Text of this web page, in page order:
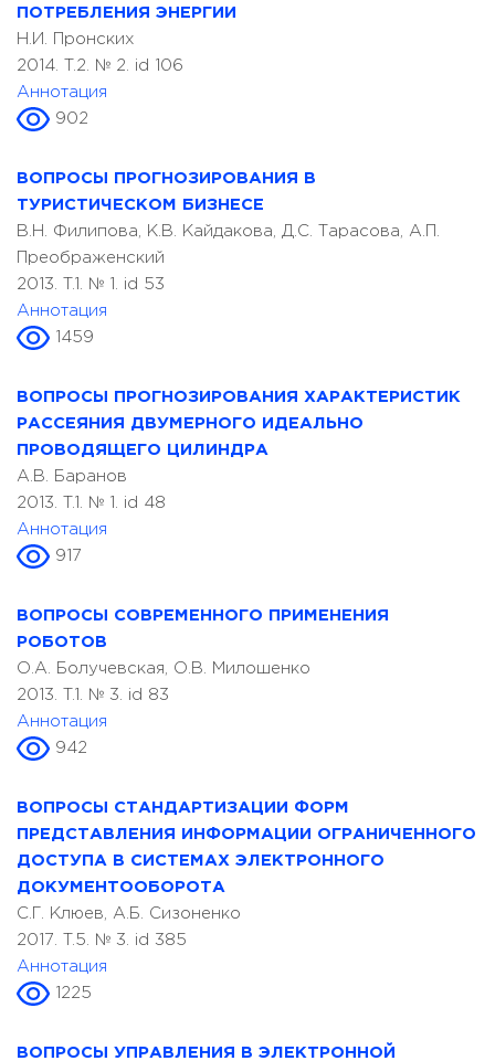
ПОТРЕБЛЕНИЯ ЭНЕРГИИ
Н.И. Пронских
2014. T.2. № 2. id 106
Аннотация
902
ВОПРОСЫ ПРОГНОЗИРОВАНИЯ В
ТУРИСТИЧЕСКОМ БИЗНЕСЕ
В.Н. Филипова, К.В. Кайдакова, Д.С. Тарасова, А.П.
Преображенский
2013. T.1. № 1. id 53
Аннотация
1459
ВОПРОСЫ ПРОГНОЗИРОВАНИЯ ХАРАКТЕРИСТИК
РАССЕЯНИЯ ДВУМЕРНОГО ИДЕАЛЬНО
ПРОВОДЯЩЕГО ЦИЛИНДРА
А.В. Баранов
2013. T.1. № 1. id 48
Аннотация
917
ВОПРОСЫ СОВРЕМЕННОГО ПРИМЕНЕНИЯ
РОБОТОВ
О.А. Болучевская, О.В. Милошенко
2013. T.1. № 3. id 83
Аннотация
942
ВОПРОСЫ СТАНДАРТИЗАЦИИ ФОРМ
ПРЕДСТАВЛЕНИЯ ИНФОРМАЦИИ ОГРАНИЧЕННОГО
ДОСТУПА В СИСТЕМАХ ЭЛЕКТРОННОГО
ДОКУМЕНТООБОРОТА
С.Г. Клюев, А.Б. Сизоненко
2017. T.5. № 3. id 385
Аннотация
1225
ВОПРОСЫ УПРАВЛЕНИЯ В ЭЛЕКТРОННОЙ